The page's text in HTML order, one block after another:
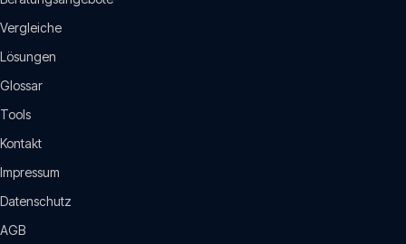
Vergleiche
Lösungen
Glossar
Tools
Kontakt
Impressum
Datenschutz
AGB